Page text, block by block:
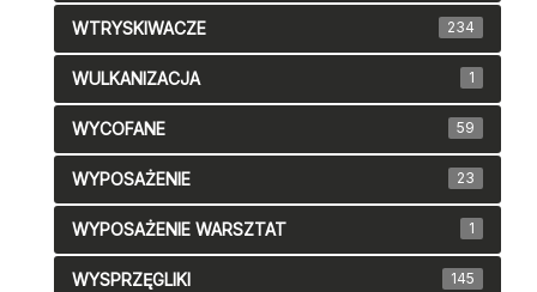
WTRYSKIWACZE 234
WULKANIZACJA 1
WYCOFANE 59
WYPOSAŻENIE 23
WYPOSAŻENIE WARSZTAT 1
WYSPRZĘGLIKI 145